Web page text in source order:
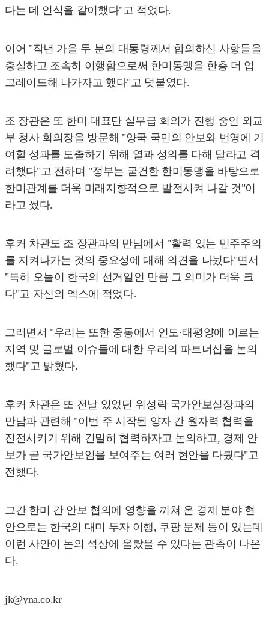
다는 데 인식을 같이했다"고 적었다.
이어 "작년 가을 두 분의 대통령께서 합의하신 사항들을
충실하고 조속히 이행함으로써 한미동맹을 한층 더 업
그레이드해 나가자고 했다"고 덧붙였다.
조 장관은 또 한미 대표단 실무급 회의가 진행 중인 외교
부 청사 회의장을 방문해 "양국 국민의 안보와 번영에 기
여할 성과를 도출하기 위해 열과 성의를 다해 달라고 격
려했다"고 전하며 "정부는 굳건한 한미동맹을 바탕으로
한미관계를 더욱 미래지향적으로 발전시켜 나갈 것"이
라고 썼다.
후커 차관도 조 장관과의 만남에서 "활력 있는 민주주의
를 지켜나가는 것의 중요성에 대해 의견을 나눴다"면서
"특히 오늘이 한국의 선거일인 만큼 그 의미가 더욱 크
다"고 자신의 엑스에 적었다.
그러면서 "우리는 또한 중동에서 인도·태평양에 이르는
지역 및 글로벌 이슈들에 대한 우리의 파트너십을 논의
했다"고 밝혔다.
후커 차관은 또 전날 있었던 위성락 국가안보실장과의
만남과 관련해 "이번 주 시작된 양자 간 원자력 협력을
진전시키기 위해 긴밀히 협력하자고 논의하고, 경제 안
보가 곧 국가안보임을 보여주는 여러 현안을 다뤘다"고
전했다.
그간 한미 간 안보 협의에 영향을 끼쳐 온 경제 분야 현
안으로는 한국의 대미 투자 이행, 쿠팡 문제 등이 있는데
이런 사안이 논의 석상에 올랐을 수 있다는 관측이 나온
다.
jk@yna.co.kr